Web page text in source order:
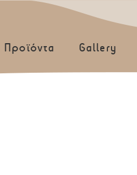
Προϊόντα Gallery